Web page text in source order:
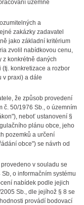
územně
a
zakázky zadavatel
jako základní kritérium
zvolil nabídkovou cenu,
z konkrétně daných
konkretizace a rozbor
v praxi) a dále
že způsob provedení
č. 50/1976 Sb., o územním
neboť ustanovení §
plánu obce, jeho
pozemků a určení
obce") se návrh od
v souladu se
o informačním systému
nabídek podle jejich
Sb., dle jejíhož § 8 se
provádí bodovací